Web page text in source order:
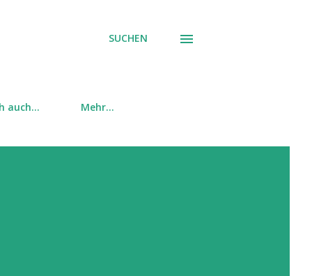
SUCHEN
auch… Mehr…